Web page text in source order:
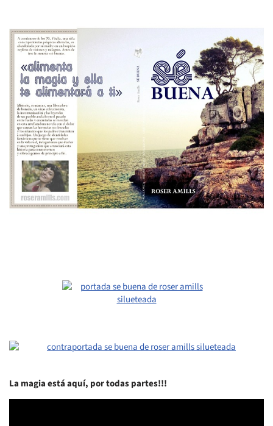
La magia está aquí, por todas partes!!!